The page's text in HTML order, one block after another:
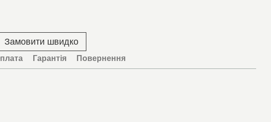
Замовити швидко
Гарантія Повернення